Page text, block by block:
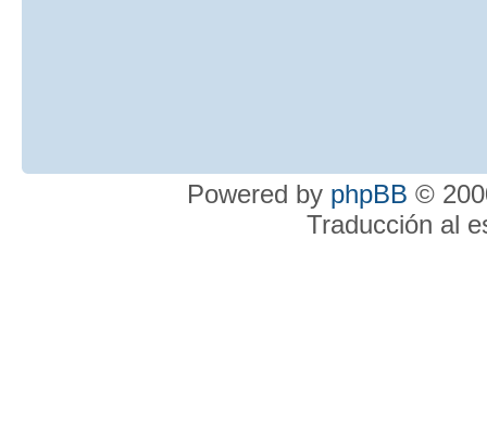
Powered by phpBB ©
Traducción al